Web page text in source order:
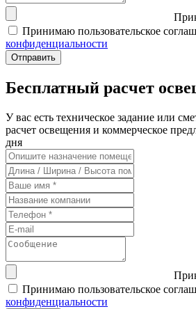
Принимаю пользовательское
конфиденциальности
Бесплатный расчет
У вас есть техническое задание или
расчет освещения и коммерческое
дня
Принимаю пользовательское
конфиденциальности